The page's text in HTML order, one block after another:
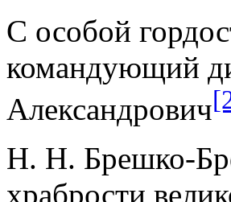
С особой
командующий
Александрович
Н. Н. Брешко-
храбрости